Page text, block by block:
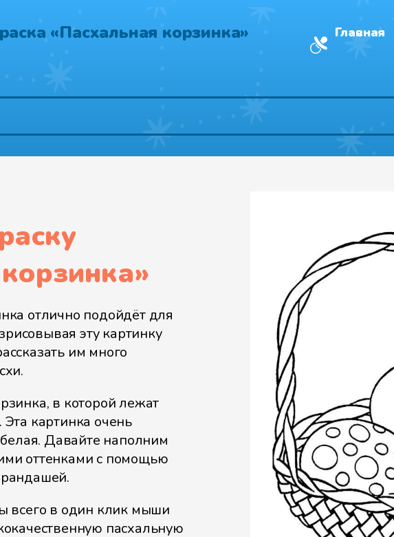
«Пасхальная корзинка» Главная
»
отлично подойдёт для
эту картинку
им много
в которой лежат
картинка очень
Давайте наполним
оттенками с помощью
всего в один клик мыши
пасхальную